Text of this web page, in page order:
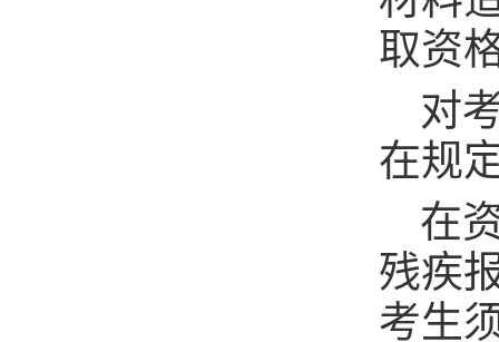
取资
对
在规
在
残疾
考生